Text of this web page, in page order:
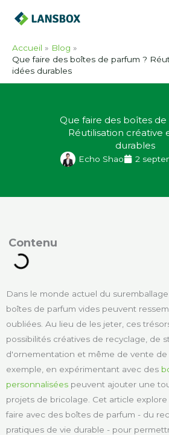
Accueil
Blog
Que faire des boîtes de parfum ?
idées durables
Que faire des boîtes
Réutilisation créative
durables
Echo Shao 2
Dans le monde actuel du
boîtes de parfum vides peuvent
oubliées. Au lieu de les jeter, ces
possibilités créatives de recyclage, de
d'ornementation et même de vente de
exemple, en expérimentant avec des
personnalisées peuvent ajouter une
projets de bricolage. Cet article
faire avec des boîtes de parfum - du
pratiques de vie durable - pour